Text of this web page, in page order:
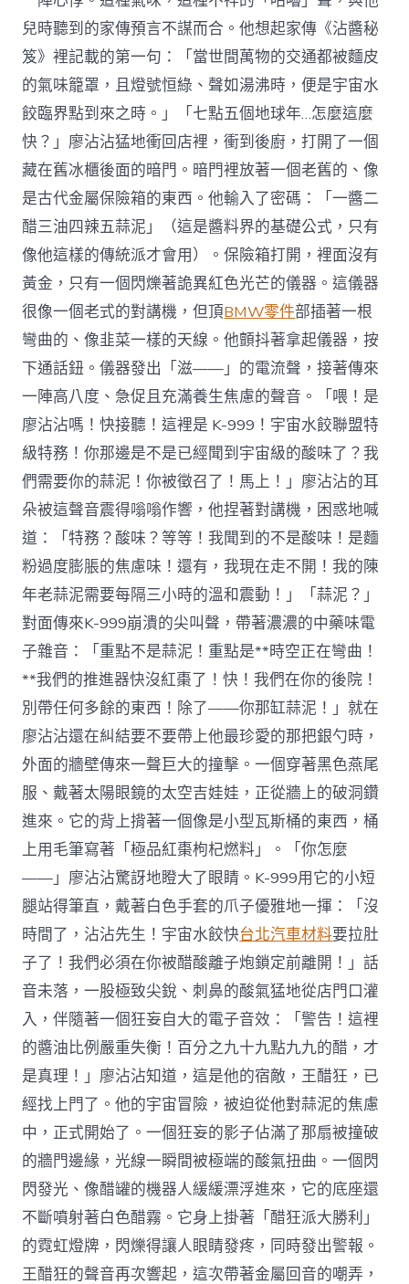
兒時聽到的家傳預言不謀而合。他想起家傳《沾醬秘
笈》裡記載的第一句：「當世間萬物的交通都被麵皮
的氣味籠罩，且燈號恒綠、聲如湯沸時，便是宇宙水
餃臨界點到來之時。」「七點五個地球年…怎麼這麼
快？」廖沾沾猛地衝回店裡，衝到後廚，打開了一個
藏在舊冰櫃後面的暗門。暗門裡放著一個老舊的、像
是古代金屬保險箱的東西。他輸入了密碼：「一醬二
醋三油四辣五蒜泥」（這是醬料界的基礎公式，只有
像他這樣的傳統派才會用）。保險箱打開，裡面沒有
黃金，只有一個閃爍著詭異紅色光芒的儀器。這儀器
很像一個老式的對講機，但頂BMW零件部插著一根
彎曲的、像韭菜一樣的天線。他顫抖著拿起儀器，按
下通話鈕。儀器發出「滋——」的電流聲，接著傳來
一陣高八度、急促且充滿養生焦慮的聲音。「喂！是
廖沾沾嗎！快接聽！這裡是 K-999！宇宙水餃聯盟特
級特務！你那邊是不是已經聞到宇宙級的酸味了？我
們需要你的蒜泥！你被徵召了！馬上！」廖沾沾的耳
朵被這聲音震得嗡嗡作響，他捏著對講機，困惑地喊
道：「特務？酸味？等等！我聞到的不是酸味！是麵
粉過度膨脹的焦慮味！還有，我現在走不開！我的陳
年老蒜泥需要每隔三小時的溫和震動！」「蒜泥？」
對面傳來K-999崩潰的尖叫聲，帶著濃濃的中藥味電
子雜音：「重點不是蒜泥！重點是**時空正在彎曲！
**我們的推進器快沒紅棗了！快！我們在你的後院！
別帶任何多餘的東西！除了——你那缸蒜泥！」就在
廖沾沾還在糾結要不要帶上他最珍愛的那把銀勺時，
外面的牆壁傳來一聲巨大的撞擊。一個穿著黑色燕尾
服、戴著太陽眼鏡的太空吉娃娃，正從牆上的破洞鑽
進來。它的背上揹著一個像是小型瓦斯桶的東西，桶
上用毛筆寫著「極品紅棗枸杞燃料」。「你怎麼
——」廖沾沾驚訝地瞪大了眼睛。K-999用它的小短
腿站得筆直，戴著白色手套的爪子優雅地一揮：「沒
時間了，沾沾先生！宇宙水餃快台北汽車材料要拉肚
子了！我們必須在你被醋酸離子炮鎖定前離開！」話
音未落，一股極致尖銳、刺鼻的酸氣猛地從店門口灌
入，伴隨著一個狂妄自大的電子音效：「警告！這裡
的醬油比例嚴重失衡！百分之九十九點九九的醋，才
是真理！」廖沾沾知道，這是他的宿敵，王醋狂，已
經找上門了。他的宇宙冒險，被迫從他對蒜泥的焦慮
中，正式開始了。一個狂妄的影子佔滿了那扇被撞破
的牆門邊緣，光線一瞬間被極端的酸氣扭曲。一個閃
閃發光、像醋罐的機器人緩緩漂浮進來，它的底座還
不斷噴射著白色醋霧。它身上掛著「醋狂派大勝利」
的霓虹燈牌，閃爍得讓人眼睛發疼，同時發出警報。
王醋狂的聲音再次響起，這次帶著金屬回音的嘲弄，